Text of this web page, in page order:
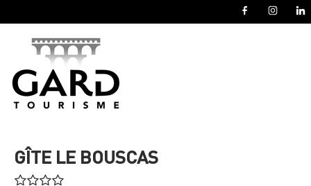
GÎTE LE BOUSCAS